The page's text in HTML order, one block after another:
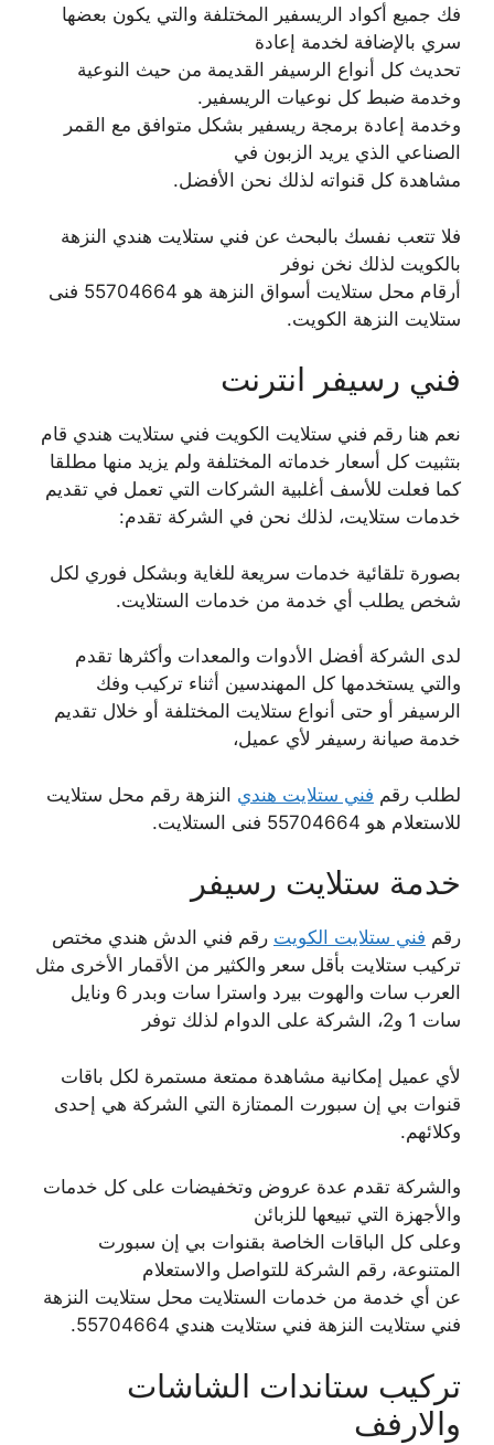
فك جميع أكواد الريسفير المختلفة والتي يكون بعضها
سري بالإضافة لخدمة إعادة
تحديث كل أنواع الرسيفر القديمة من حيث النوعية
وخدمة ضبط كل نوعيات الريسفير.
وخدمة إعادة برمجة ريسفير بشكل متوافق مع القمر
الصناعي الذي يريد الزبون في
مشاهدة كل قنواته لذلك نحن الأفضل.
فلا تتعب نفسك بالبحث عن فني ستلايت هندي النزهة
بالكويت لذلك نخن نوفر
أرقام محل ستلايت أسواق النزهة هو 55704664 فنى
ستلايت النزهة الكويت.
فني رسيفر انترنت
نعم هنا رقم فني ستلايت الكويت فني ستلايت هندي قام
بتثبيت كل أسعار خدماته المختلفة ولم يزيد منها مطلقا
كما فعلت للأسف أغلبية الشركات التي تعمل في تقديم
خدمات ستلايت، لذلك نحن في الشركة تقدم:
بصورة تلقائية خدمات سريعة للغاية وبشكل فوري لكل
شخص يطلب أي خدمة من خدمات الستلايت.
لدى الشركة أفضل الأدوات والمعدات وأكثرها تقدم
والتي يستخدمها كل المهندسين أثناء تركيب وفك
الرسيفر أو حتى أنواع ستلايت المختلفة أو خلال تقديم
خدمة صيانة رسيفر لأي عميل،
لطلب رقم فني ستلايت هندي النزهة رقم محل ستلايت
للاستعلام هو 55704664 فنى الستلايت.
خدمة ستلايت رسيفر
رقم فني ستلايت الكويت رقم فني الدش هندي مختص
تركيب ستلايت بأقل سعر والكثير من الأقمار الأخرى مثل
العرب سات والهوت بيرد واسترا سات وبدر 6 ونايل
سات 1 و2، الشركة على الدوام لذلك توفر
لأي عميل إمكانية مشاهدة ممتعة مستمرة لكل باقات
قنوات بي إن سبورت الممتازة التي الشركة هي إحدى
وكلائهم.
والشركة تقدم عدة عروض وتخفيضات على كل خدمات
والأجهزة التي تبيعها للزبائن
وعلى كل الباقات الخاصة بقنوات بي إن سبورت
المتنوعة، رقم الشركة للتواصل والاستعلام
عن أي خدمة من خدمات الستلايت محل ستلايت النزهة
فني ستلايت النزهة فني ستلايت هندي 55704664.
تركيب ستاندات الشاشات
والارفف